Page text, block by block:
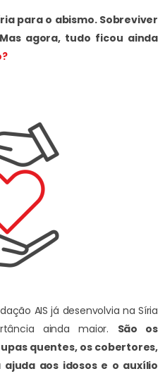
para o abismo. Sobreviver
agora, tudo ficou ainda
AIS já desenvolvia na Síria
ainda maior. São os
quentes, os cobertores,
aos idosos e o auxílio